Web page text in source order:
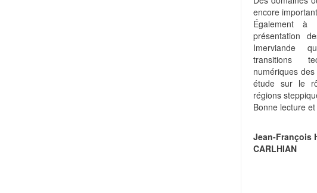
encore
Également
présentation
Imerviande
transitions
numériques
étude sur le
régions
Bonne lecture
Jean-François
CARLHIAN